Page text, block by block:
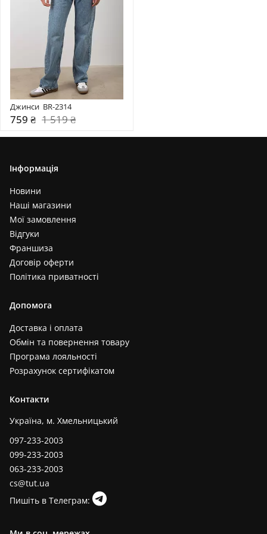
Джинси  BR-2314
759 ₴ 1 519 ₴
Інформація
Новини
Наші магазини
Мої замовлення
Відгуки
Франшиза
Договір оферти
Політика приватності
Допомога
Доставка і оплата
Обмін та повернення товару
Програма лояльності
Розрахунок сертифікатом
Контакти
Україна, м. Хмельницький
097-233-2003
099-233-2003
063-233-2003
cs@tut.ua
Пишіть в Телеграм: